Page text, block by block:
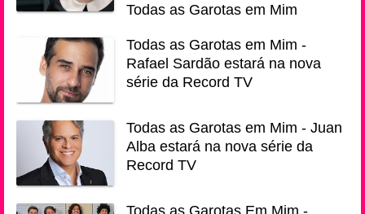
Todas as Garotas em Mim
Todas as Garotas em Mim -
Rafael Sardão estará na nova
série da Record TV
Todas as Garotas em Mim - Juan
Alba estará na nova série da
Record TV
Todas as Garotas Em Mim -